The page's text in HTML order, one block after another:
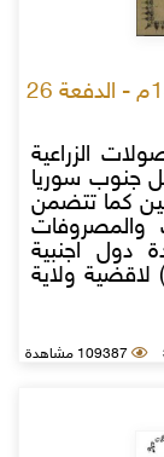
الزراعية
جنوب سوريا
كما تتضمن
والمصروفات
دول اجنبية
ولاية
109387 مشاهدة